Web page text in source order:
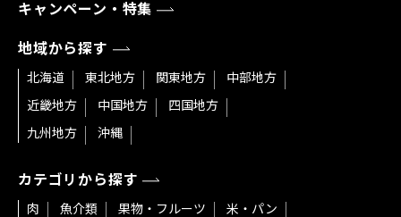
キャンペーン・特集
地域から探す
北海道 東北地方 関東地方
中部地方
近畿地方
中国地方
四国地方
九州地方
沖縄
カテゴリから探す
肉 魚介類 果物・フルーツ
米・パン